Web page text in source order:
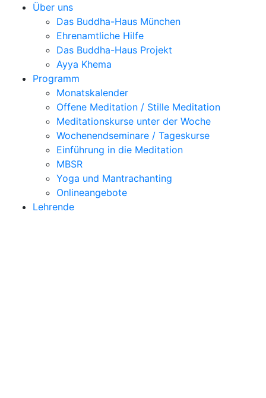
Über uns
Das Buddha-Haus München
Ehrenamtliche Hilfe
Das Buddha-Haus Projekt
Ayya Khema
Programm
Monatskalender
Offene Meditation / Stille Meditation
Meditationskurse unter der Woche
Wochenendseminare / Tageskurse
Einführung in die Meditation
MBSR
Yoga und Mantrachanting
Onlineangebote
Lehrende